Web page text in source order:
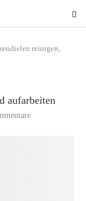
reinigen,
aufarbeiten